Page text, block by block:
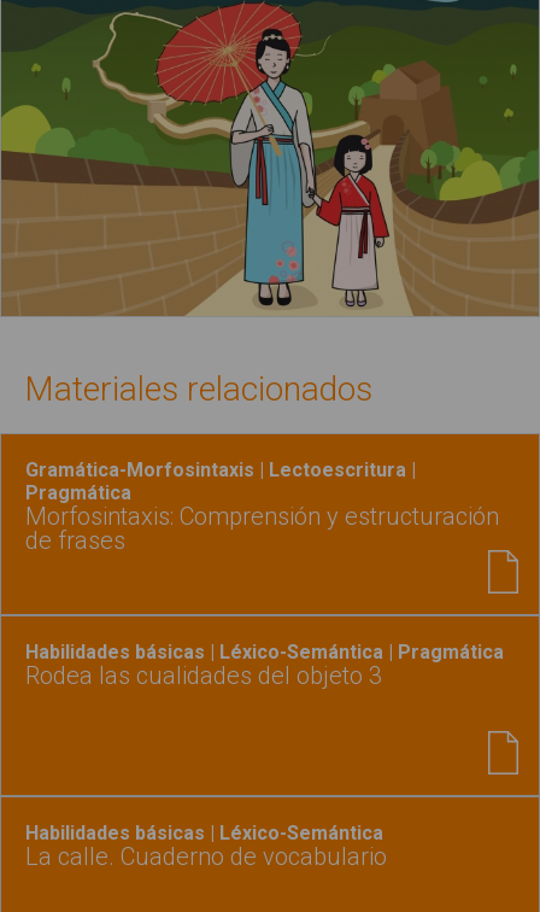
Materiales relacionados
Gramática-Morfosintaxis | Lectoescritura |
Pragmática
Morfosintaxis: Comprensión y estructuración
de frases
Habilidades básicas | Léxico-Semántica | Pragmática
Rodea las cualidades del objeto 3
Habilidades básicas | Léxico-Semántica
La calle. Cuaderno de vocabulario